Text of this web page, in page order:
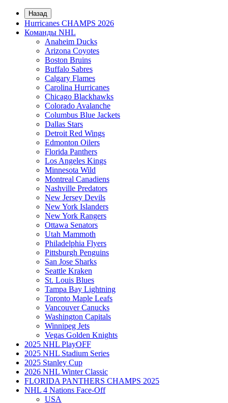
Назад
Hurricanes CHAMPS 2026
Команды NHL
Anaheim Ducks
Arizona Coyotes
Boston Bruins
Buffalo Sabres
Calgary Flames
Carolina Hurricanes
Chicago Blackhawks
Colorado Avalanche
Columbus Blue Jackets
Dallas Stars
Detroit Red Wings
Edmonton Oilers
Florida Panthers
Los Angeles Kings
Minnesota Wild
Montreal Canadiens
Nashville Predators
New Jersey Devils
New York Islanders
New York Rangers
Ottawa Senators
Utah Mammoth
Philadelphia Flyers
Pittsburgh Penguins
San Jose Sharks
Seattle Kraken
St. Louis Blues
Tampa Bay Lightning
Toronto Maple Leafs
Vancouver Canucks
Washington Capitals
Winnipeg Jets
Vegas Golden Knights
2025 NHL PlayOFF
2025 NHL Stadium Series
2025 Stanley Cup
2026 NHL Winter Classic
FLORIDA PANTHERS CHAMPS 2025
NHL 4 Nations Face-Off
USA